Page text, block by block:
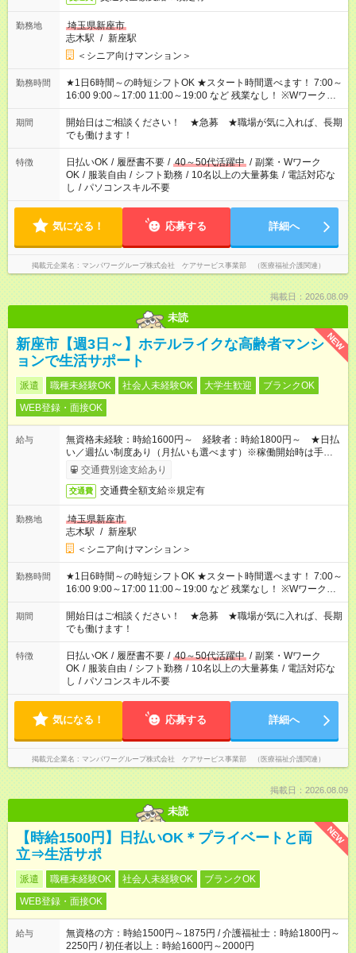
勤務地
埼玉県新座市
志木駅 / 新座駅
＜シニア向けマンション＞
勤務時間
★1日6時間～の時短シフトOK ★スタート時間選べます！ 7:00～
16:00 9:00～17:00 11:00～19:00 など 残業なし！ ※Wワークの
場合、他のお仕事と合わせ週40時間超の就業はご案内できませ
ん ※法令に基づき、週20時間以上勤務は社会保険への加入対象
となります ※労働者派遣法（日雇い派遣の原則禁止）により、
短時間・短期間の就業はご案内が難しい場合があります
期間
開始日はご相談ください！ ★急募 ★職場が気に入れば、長期
でも働けます！
特徴 日払いOK / 履歴書不要 / 40～50代活躍中 / 副業・Wワーク
OK / 服装自由 / シフト勤務 / 10名以上の大量募集 / 電話対応な
し / パソコンスキル不要
気になる！ 応募する 詳細へ
掲載元企業名 マンパワーグループ株式会社 ケアサービス事業部 （医療福祉介護関連）
掲載日：2026.08.09
未読
NEW
新座市【週3日～】ホテルライクな高齢者マンシ
ョンで生活サポート
派遣 職種未経験OK 社会人未経験OK 大学生歓迎
ブランクOK
WEB登録・面接OK
給与
無資格未経験：時給1600円～ 経験者：時給1800円～ ★日払
い／週払い制度あり（月払いも選べます）※稼働開始時は手続き
完了次第のお支払いとなります。
交通費別途支給あり
交通費 交通費全額支給※規定有
勤務地
埼玉県新座市
志木駅 / 新座駅
＜シニア向けマンション＞
勤務時間
★1日6時間～の時短シフトOK ★スタート時間選べます！ 7:00～
16:00 9:00～17:00 11:00～19:00 など 残業なし！ ※Wワークの
場合、他のお仕事と合わせ週40時間超の就業はご案内できませ
ん ※法令に基づき、週20時間以上勤務は社会保険への加入対象
となります ※労働者派遣法（日雇い派遣の原則禁止）により、
短時間・短期間の就業はご案内が難しい場合があります
期間
開始日はご相談ください！ ★急募 ★職場が気に入れば、長期
でも働けます！
特徴 日払いOK / 履歴書不要 / 40～50代活躍中 / 副業・Wワーク
OK / 服装自由 / シフト勤務 / 10名以上の大量募集 / 電話対応な
し / パソコンスキル不要
気になる！ 応募する 詳細へ
掲載元企業名 マンパワーグループ株式会社 ケアサービス事業部 （医療福祉介護関連）
掲載日：2026.08.09
未読
NEW
【時給1500円】日払いOK＊プライベートと両
立⇒生活サポ
派遣 職種未経験OK 社会人未経験OK
ブランクOK
WEB登録・面接OK
給与
無資格の方：時給1500円～1875円 / 介護福祉士：時給1800円～
2250円 / 初任者以上：時給1600円～2000円